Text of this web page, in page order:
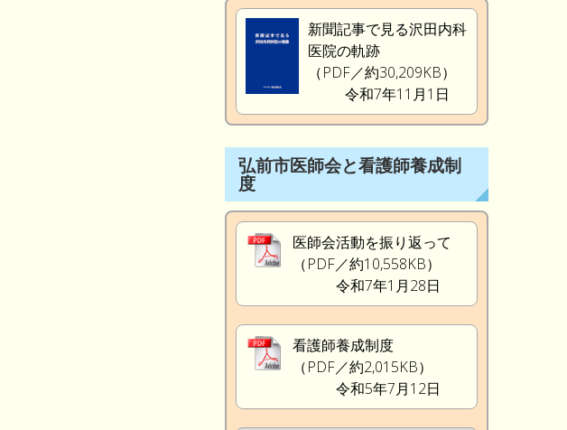
新聞記事で見る沢田内科
医院の軌跡
（PDF／約30,209KB）
令和7年11月1日
弘前市医師会と看護師養成制
度
医師会活動を振り返って
（PDF／約10,558KB）
令和7年1月28日
看護師養成制度
（PDF／約2,015KB）
令和5年7月12日